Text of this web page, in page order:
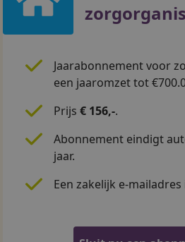
Jaarabonnement voor
een jaaromzet tot
Prijs € 156,-.
Abonnement eindigt
jaar.
Een zakelijk e-mailadres